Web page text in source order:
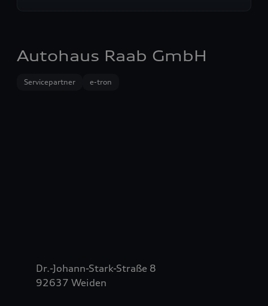
Autohaus Raab GmbH
Servicepartner e-tron
Dr.-Johann-Stark-Straße 8
92637 Weiden